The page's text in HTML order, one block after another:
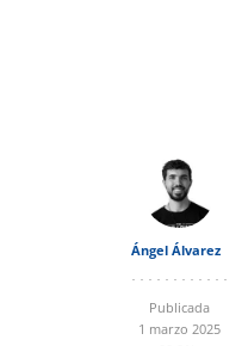
Ángel Álvarez
Publicada
1 marzo 2025